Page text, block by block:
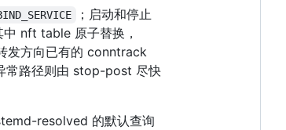
；启动和停止
nft table 原子替换，
发方向已有的 conntrack
常路径则由 stop-post 尽快
resolved 的默认查询